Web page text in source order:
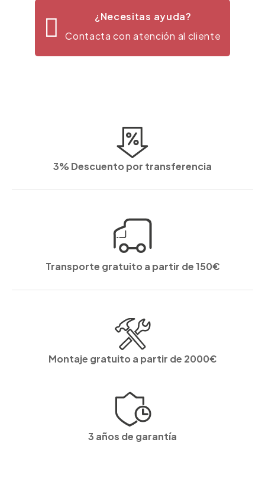
¿Necesitas ayuda?
Contacta con atención al cliente
3% Descuento por transferencia
Transporte gratuito a partir de 150€
Montaje gratuito a partir de 2000€
3 años de garantía